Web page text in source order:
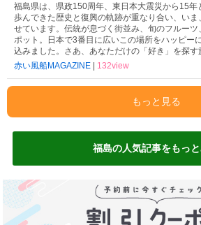
福島県は、県政150周年、東日本大震災から15年
歩んできた歴史と復興の軌跡が重なり合い、い
せています。伝統が息づく街並み、旬のフルー
ポット。日本で3番目に広いこの場所をハッピー
込みました。さあ、あなただけの「好き」を探す
赤い風船MAGAZINE | 132view
もっと見る
福島の人気記事をもっ